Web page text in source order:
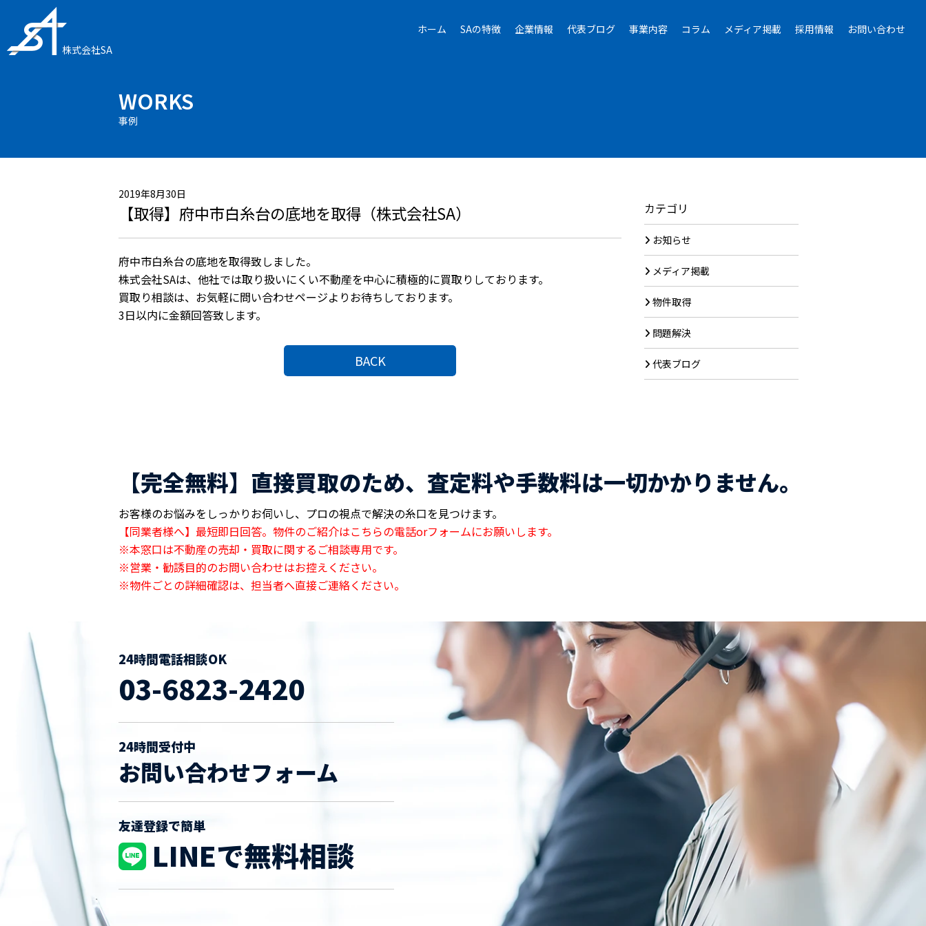
株式会社SA
ホーム SAの特徴 企業情報 代表ブログ 事業内容 コラム メディア掲載 採用情報 お問い合わせ
WORKS
事例
2019年8月30日
【取得】府中市白糸台の底地を取得（株式会社SA）
府中市白糸台の底地を取得致しました。
株式会社SAは、他社では取り扱いにくい不動産を中心に積極的に買取りしております。
買取り相談は、お気軽に問い合わせページよりお待ちしております。
3日以内に金額回答致します。
BACK
カテゴリ
お知らせ
メディア掲載
物件取得
問題解決
代表ブログ
【完全無料】直接買取のため、査定料や手数料は一切かかりません。
お客様のお悩みをしっかりお伺いし、プロの視点で解決の糸口を見つけます。
【同業者様へ】最短即日回答。物件のご紹介はこちらの電話orフォームにお願いします。
※本窓口は不動産の売却・買取に関するご相談専用です。
※営業・勧誘目的のお問い合わせはお控えください。
※物件ごとの詳細確認は、担当者へ直接ご連絡ください。
24時間電話相談OK
03-6823-2420
24時間受付中
お問い合わせフォーム
友達登録で簡単
LINEで無料相談